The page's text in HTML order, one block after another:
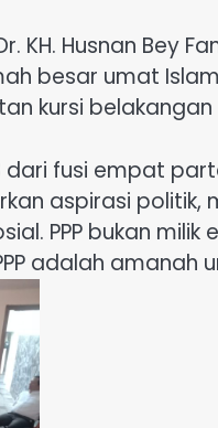
KH. Husnan Bey
besar umat
kursi
dari fusi empat
aspirasi politik,
PPP bukan
adalah amanah